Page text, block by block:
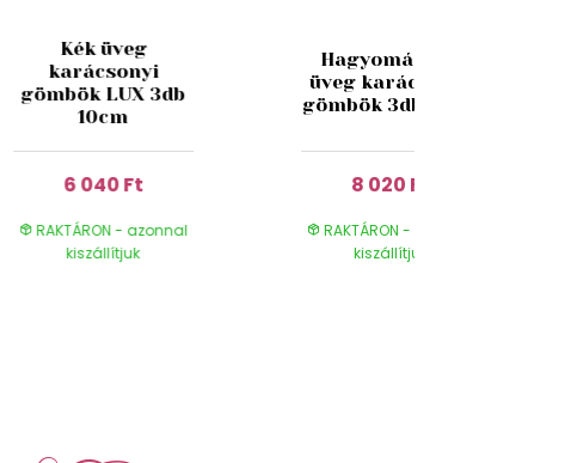
Kék üveg
karácsonyi
gömbök LUX 3db
10cm
6 040 Ft
RAKTÁRON - azonnal
kiszállítjuk
Hagyományos
üveg karácsonyi
gömbök 3db 10cm
8 020 Ft
RAKTÁRON - azonnal
kiszállítjuk